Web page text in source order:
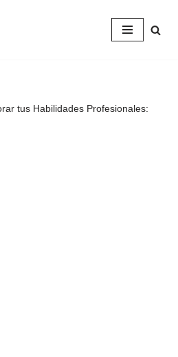
tus Habilidades Profesionales: